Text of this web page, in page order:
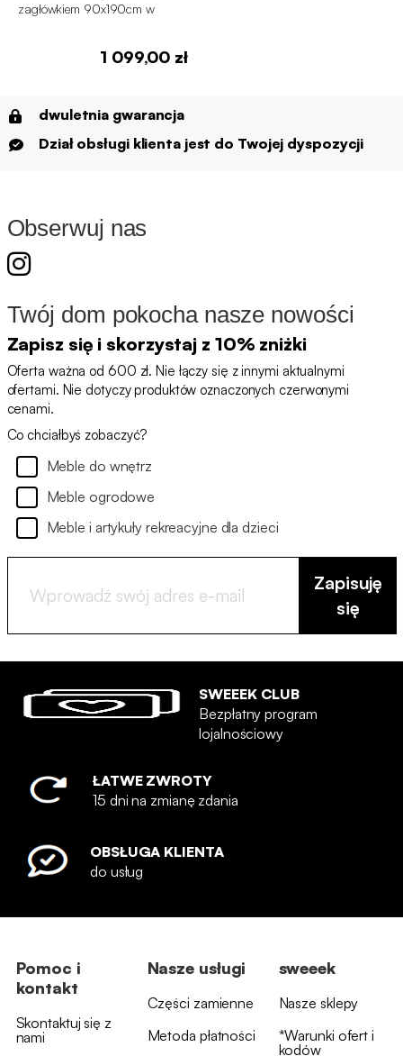
zagłówkiem 90x190cm w
1 099,00 zł
dwuletnia gwarancja
Dział obsługi klienta jest do Twojej dyspozycji
Obserwuj nas
Twój dom pokocha nasze nowości
Zapisz się i skorzystaj z 10% zniżki
Oferta ważna od 600 zł. Nie łączy się z innymi aktualnymi
ofertami. Nie dotyczy produktów oznaczonych czerwonymi
cenami.
Co chciałbyś zobaczyć?
Meble do wnętrz
Meble ogrodowe
Meble i artykuły rekreacyjne dla dzieci
Zapisuję
się
SWEEEK CLUB
Bezpłatny program
lojalnościowy
ŁATWE ZWROTY
15 dni na zmianę zdania
OBSŁUGA KLIENTA
do usług
Pomoc i
kontakt
Skontaktuj się z
nami
Nasze usługi
Części zamienne
Metoda płatności
sweeek
Nasze sklepy
*Warunki ofert i
kodów